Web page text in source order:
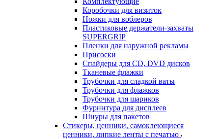
Коробочки для визиток
Ножки для воблеров
Пластиковые держатели-захваты
SUPERGRIP
Пленки для наружной рекламы
Присоски
Спайдеры для CD, DVD дисков
Тканевые флажки
Трубочки для сладкой ваты
Трубочки для флажков
Трубочки для шариков
Фурнитура для дисплеев
Шнуры для пакетов
Стикеры, ценники, самоклеющиеся
ценники, липкие ленты с печатью